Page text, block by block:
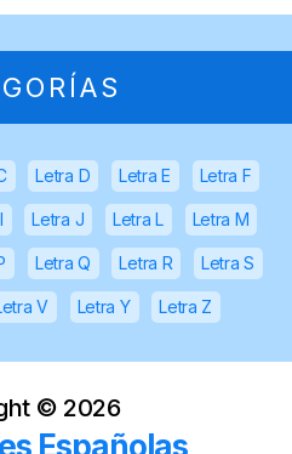
Letra D Letra E Letra F
Letra J Letra L Letra M
Letra Q Letra R Letra S
V Letra Y Letra Z
© 2026
Españolas